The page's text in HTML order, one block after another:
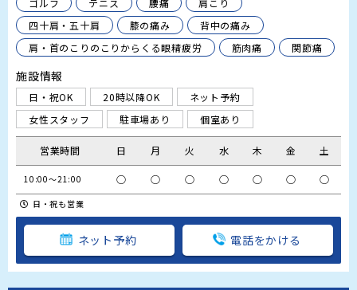
ゴルフ テニス 腰痛
肩こり
四十肩・五十肩
膝の痛み
背中の痛み
肩・首のこりのこりからくる眼精疲労
筋肉痛 関節痛
施設情報
日・祝OK 20時以降OK
ネット予約
女性スタッフ
駐車場あり 個室あり
営業時間 日 月 火 水 木 金 土
10:00～21:00 ○ ○ ○ ○ ○ ○ ○
日・祝も営業
ネット予約 電話をかける